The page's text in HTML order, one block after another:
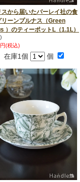
スから届いたバーレイ社の食
リーンプルナス（Green
）のティーポットL（1.1L）
(税込)
在庫1個 個